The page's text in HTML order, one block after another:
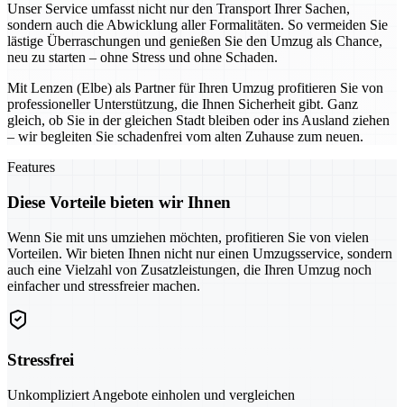
Unser Service umfasst nicht nur den Transport Ihrer Sachen,
sondern auch die Abwicklung aller Formalitäten. So vermeiden Sie
lästige Überraschungen und genießen Sie den Umzug als Chance,
neu zu starten – ohne Stress und ohne Schaden.
Mit Lenzen (Elbe) als Partner für Ihren Umzug profitieren Sie von
professioneller Unterstützung, die Ihnen Sicherheit gibt. Ganz
gleich, ob Sie in der gleichen Stadt bleiben oder ins Ausland ziehen
– wir begleiten Sie schadenfrei vom alten Zuhause zum neuen.
Features
Diese Vorteile bieten wir Ihnen
Wenn Sie mit uns umziehen möchten, profitieren Sie von vielen
Vorteilen. Wir bieten Ihnen nicht nur einen Umzugsservice, sondern
auch eine Vielzahl von Zusatzleistungen, die Ihren Umzug noch
einfacher und stressfreier machen.
Stressfrei
Unkompliziert Angebote einholen und vergleichen